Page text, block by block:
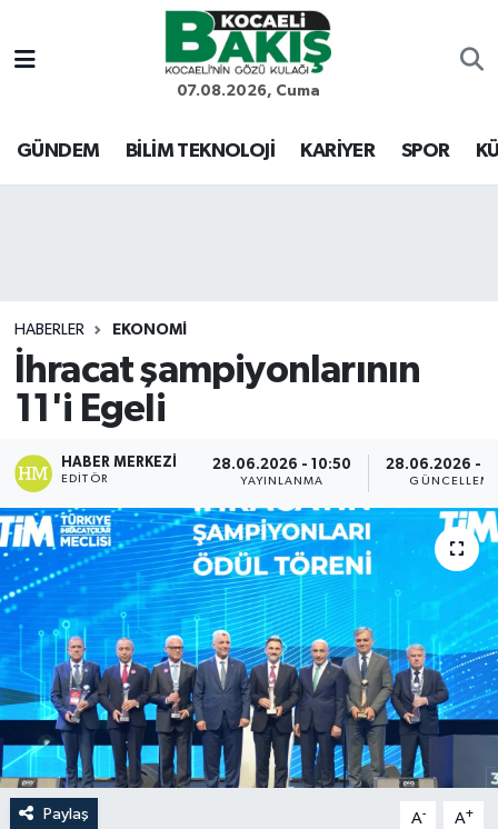
07.08.2026, Cuma
GÜNDEM BİLİM TEKNOLOJİ KARİYER SPOR
HABERLER EKONOMİ
İhracat şampiyonlarının
11'i Egeli
HABER MERKEZI
EDITÖR
28.06.2026 - 10:50
YAYINLANMA
28.06.2026 -
Paylaş A- A+
Kocaeli Nöbetçi Eczaneler
Kocaeli Hava Durumu
Son Dakika Haberleri
Haber Arşivi